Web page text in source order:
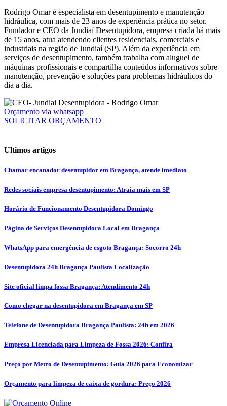
Rodrigo Omar é especialista em desentupimento e manutenção
hidráulica, com mais de 23 anos de experiência prática no setor.
Fundador e CEO da Jundiaí Desentupidora, empresa criada há mais
de 15 anos, atua atendendo clientes residenciais, comerciais e
industriais na região de Jundiaí (SP). Além da experiência em
serviços de desentupimento, também trabalha com aluguel de
máquinas profissionais e compartilha conteúdos informativos sobre
manutenção, prevenção e soluções para problemas hidráulicos do
dia a dia.
Orçamento via whatsapp
SOLICITAR ORÇAMENTO
Ultimos artigos
Chamar encanador desentupidor em Bragança, atende imediato
Redes sociais empresa desentupimento: Atraia mais em SP
Horário de Funcionamento Desentupidora Domingo
Página de Serviços Desentupidora Local em Bragança
WhatsApp para emergência de esgoto Bragança: Socorro 24h
Desentupidora 24h Bragança Paulista Localização
Site oficial limpa fossa Bragança: Atendimento 24h
Como chegar na desentupidora em Bragança em SP
Telefone de Desentupidora Bragança Paulista: 24h em 2026
Empresa Licenciada para Limpeza de Fossa 2026: Confira
Preço por Metro de Desentupimento: Guia 2026 para Economizar
Orçamento para limpeza de caixa de gordura: Preço 2026